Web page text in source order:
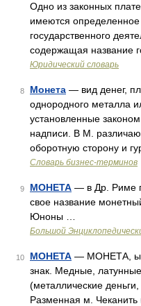
Одно из законных
имеются
государственного
содержащая название
Юридический словарь
8 Монета — вид денег,
однородного металла
установленные
надписи. В М.
оборотную сторону и
Словарь бизнес-терминов
9 МОНЕТА — в Др. Риме
свое название
Юноны …
Большой
10 МОНЕТА — МОНЕТА, ы,
знак. Медные,
(металлические
Разменная м. Чеканить